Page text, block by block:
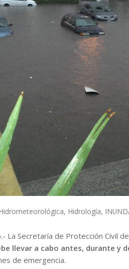
, Hidrología,
La Secretaría de Protección Civil
llevar a cabo antes, durante y
de emergencia.